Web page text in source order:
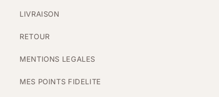
LIVRAISON
RETOUR
MENTIONS LEGALES
MES POINTS FIDELITE